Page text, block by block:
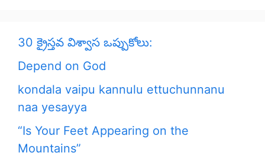
30 క్రైస్తవ విశ్వాస ఒప్పుకోలు:
Depend on God
kondala vaipu kannulu ettuchunnanu
naa yesayya
“Is Your Feet Appearing on the
Mountains”